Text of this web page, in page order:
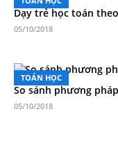
Dạy trẻ học toán
05/10/2018
TOÁN HỌC
So sánh phương
05/10/2018